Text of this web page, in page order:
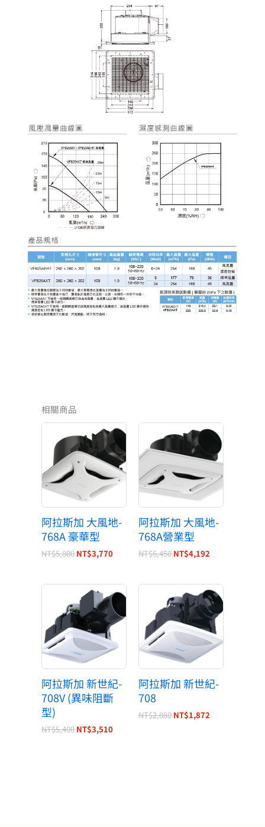
相關商品
阿拉斯加 大風地-
768A 豪華型
NT$5,800
始
價
格：
NT$5,800。
NT$3,770
目
價
格：
NT$3,770。
阿拉斯加 大風地-
768A營業型
NT$6,450
始
格：
NT$6,450。
NT$4,192
目
前
格：
NT$4,192。
阿拉斯加 新世紀-
708V (異味阻斷
型)
NT$5,400
始
價
格：
NT$5,400。
NT$3,510
前
價
格：
NT$3,510。
阿拉斯加 新世紀-
708
NT$2,880
始
價
格：
NT$2,880。
NT$1,872
目
前
價
格：
NT$1,872。